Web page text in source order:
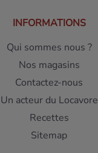
INFORMATIONS
Qui sommes nous ?
Nos magasins
Contactez-nous
Un acteur du Locavore
Recettes
Sitemap